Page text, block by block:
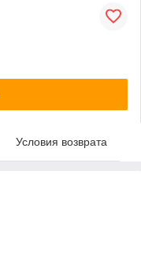
Условия возврата